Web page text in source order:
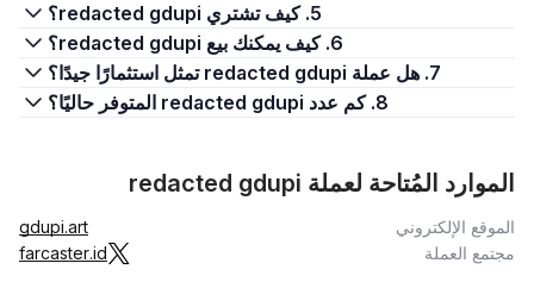
5. كيف تشتري redacted gdupi؟
6. كيف يمكنك بيع redacted gdupi؟
7. هل عملة redacted gdupi تمثل استثمارًا جيدًا؟
8. كم عدد redacted gdupi المتوفر حاليًا؟
الموارد المُتاحة لعملة redacted gdupi
الموقع الإلكتروني
gdupi.art
مجتمع العملة
farcaster.id